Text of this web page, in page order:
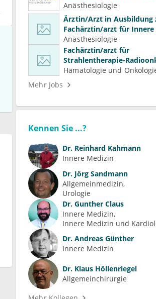
Schmerztherapie
Anästhesiologie
Ärztin/Arzt in Ausbildung
Fachärztin/arzt für Innere
(Kardiologie, Nephrologie,
Intensivmedizin)
Anästhesiologie
Fachärztin/arzt für
Strahlentherapie-
Hämatologie und
Mehr Jobs
Kennen Sie ...?
Dr. Reinhard Kahmann
Innere Medizin
Dr. Jörg Sandmann
Allgemeinmedizin
Urologie
Dr. Gunther Claus
Innere Medizin
Innere Medizin und
Dr. Andreas Günther
Innere Medizin
Dr. Klaus Höllenriegel
Allgemeinchirurgie